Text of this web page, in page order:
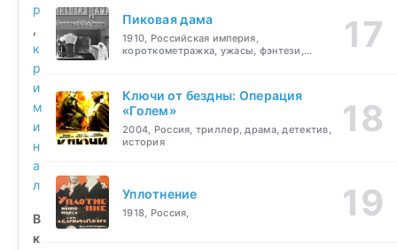
р
,
к
р
и
м
и
н
а
л
В
к
Пиковая дама
1910, Российская империя,
короткометражка, ужасы, фэнтези,
Ключи от бездны: Операция
«Голем»
2004, Россия, триллер, драма, детектив,
история
Уплотнение
1918, Россия,